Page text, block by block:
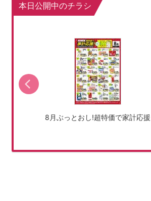
本日公開中のチラシ
8月ぶっとおし!超特価で家計応援